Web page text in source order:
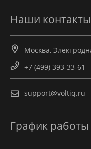
Наши контакты
Москва,
+7 (499) 393-33-61
support@voltiq.ru
График работы